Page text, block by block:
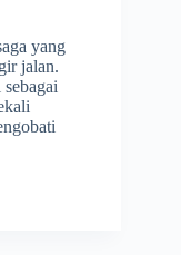
yang
jalan.